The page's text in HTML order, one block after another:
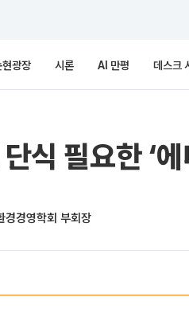
현광장 시론 AI 만평 데스크
식 필요한 ‘에
경경영학회 부회장